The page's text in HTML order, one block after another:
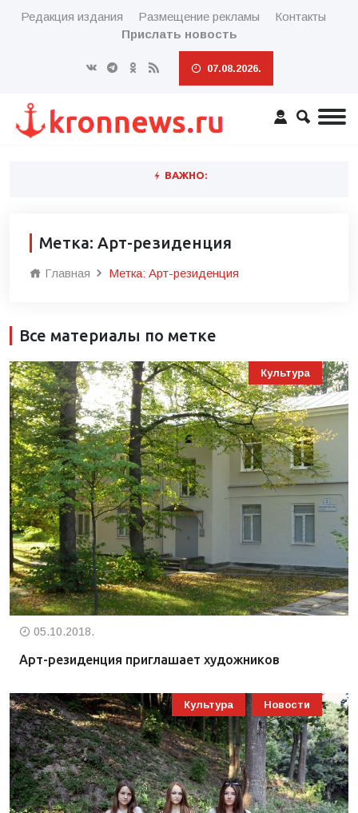
Редакция издания Размещение рекламы
Контакты
Прислать новость
07.08.2026.
ВАЖНО:
Метка: Арт-резиденция
Главная Метка: Арт-резиденция
Все материалы по метке
Культура
05.10.2018.
Арт-резиденция приглашает художников
Культура Новости